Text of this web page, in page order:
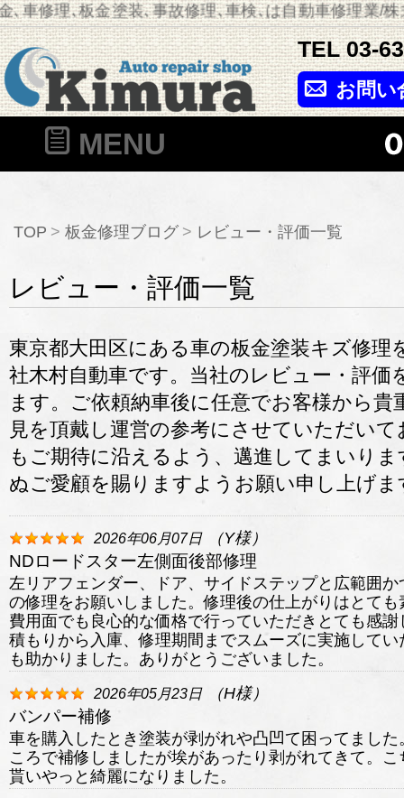
車修理､板金塗装､事故修理､車検､は自動車修理業/株
TEL03-
お問い
MENU
TOP 板金修理ブログ レビュー・評価一覧
レビュー・評価一覧
東京都大田区にある車の板金塗装キズ修理
社木村自動車です。当社のレビュー・評価
ます。ご依頼納車後に任意でお客様から貴
見を頂戴し運営の参考にさせていただい
もご期待に沿えるよう、邁進してまいり
ぬご愛顧を賜りますようお願い申し上げま
2026年06月07日 （Y様）
NDロードスター左側面後部修理
左リアフェンダー、ドア、サイドステップと広範囲
の修理をお願いしました。修理後の仕上がりはとて
費用面でも良心的な価格で行っていただきとても感
積もりから入庫、修理期間までスムーズに実施して
も助かりました。ありがとうございました。
2026年05月23日 （H様）
バンパー補修
車を購入したとき塗装が剥がれや凸凹て困ってまし
ころで補修しましたが埃があったり剥がれてきて。
貰いやっと綺麗になりました。